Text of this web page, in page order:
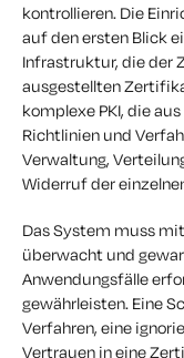
kontrollieren. Die
auf den ersten Blick
Infrastruktur, die der
ausgestellten
komplexe PKI, die
Richtlinien und
Verwaltung,
Widerruf der
Das System muss
überwacht und
Anwendungsfälle
gewährleisten. Eine
Verfahren, eine
Vertrauen in eine